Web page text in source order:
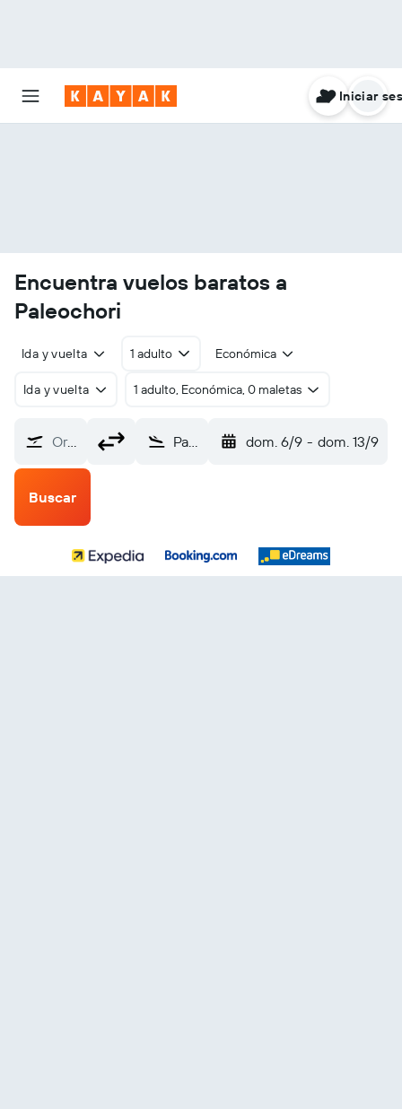
Iniciar
Encuentra vuelos baratos a
Paleochori
Ida y vuelta 1 adulto Económica
Ida y vuelta 1 adulto, Económica, 0 maletas
Origen Paleochori Milos (MLO) dom. 6/9 - dom. 13/9
Buscar